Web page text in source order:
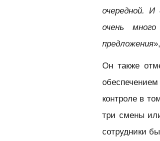
очередной.
очень
предложения
Он также
контроле в
три смены
сотрудники